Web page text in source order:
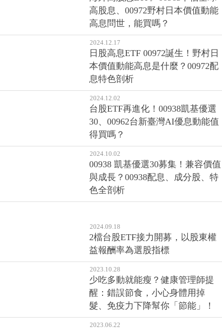
高股息、00972野村日本價值動能
高息問世，能買嗎？
2024.12.17
日股高息ETF 00972誕生！野村日
本價值動能高息是什麼？00972配
息特色剖析
2024.12.02
台股ETF再進化！00938凱基優選
30、00962台新臺灣AI優息動能值
得買嗎？
2024.10.02
00938 凱基優選30募集！兼容價值
與成長？00938配息、成分股、特
色全剖析
2024.09.18
2檔台股ETF接力開募，以股東權
益報酬率為選股指標
2023.10.28
少吃多動就能瘦？健康管理師提
醒：錯誤節食，小心身體用掉
髮、免疫力下降幫你「節能」！
2023.06.22